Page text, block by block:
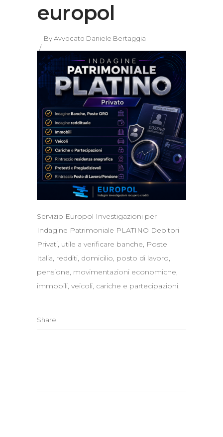
europol
ByAvvocato Daniele Bertaggia
Servizio Europol Investigazioni per
Indagine Patrimoniale PLATINO Debitori
Privati, utile a verificare banche, Poste
Italia, redditi, domicilio, posto di lavoro,
pensione, movimentazioni economiche,
immobili, veicoli, cariche e partecipazioni.
Share